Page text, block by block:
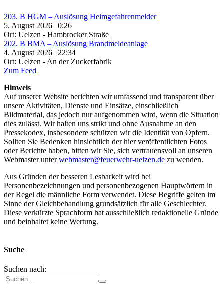
203. B HGM – Auslösung Heimgefahrenmelder
5. August 2026 | 0:26
Ort: Uelzen - Hambrocker Straße
202. B BMA – Auslösung Brandmeldeanlage
4. August 2026 | 22:34
Ort: Uelzen - An der Zuckerfabrik
Zum Feed
Hinweis
Auf unserer Website berichten wir umfassend und transparent über
unsere Aktivitäten, Dienste und Einsätze, einschließlich
Bildmaterial, das jedoch nur aufgenommen wird, wenn die Situation
dies zulässt. Wir halten uns strikt und ohne Ausnahme an den
Pressekodex, insbesondere schützen wir die Identität von Opfern.
Sollten Sie Bedenken hinsichtlich der hier veröffentlichten Fotos
oder Berichte haben, bitten wir Sie, sich vertrauensvoll an unseren
Webmaster unterwebmaster@feuerwehr-uelzen.de zu wenden.
Aus Gründen der besseren Lesbarkeit wird bei
Personenbezeichnungen und personenbezogenen Hauptwörtern in
der Regel die männliche Form verwendet. Diese Begriffe gelten im
Sinne der Gleichbehandlung grundsätzlich für alle Geschlechter.
Diese verkürzte Sprachform hat ausschließlich redaktionelle Gründe
und beinhaltet keine Wertung.
Suche
Suchen nach: